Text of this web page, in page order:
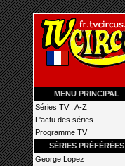
MENU PRINCIPAL
Séries TV : A-Z
L'actu des séries
Programme TV
SÉRIES PRÉFÉRÉES
George Lopez